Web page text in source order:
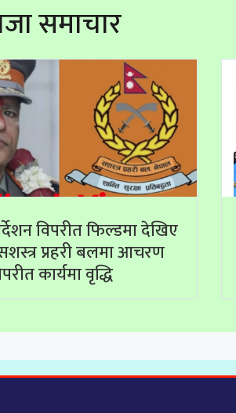
समाचार
विपरीत फिल्डमा देखिए
प्रहरी बलमा आचरण
कार्यमा वृद्धि